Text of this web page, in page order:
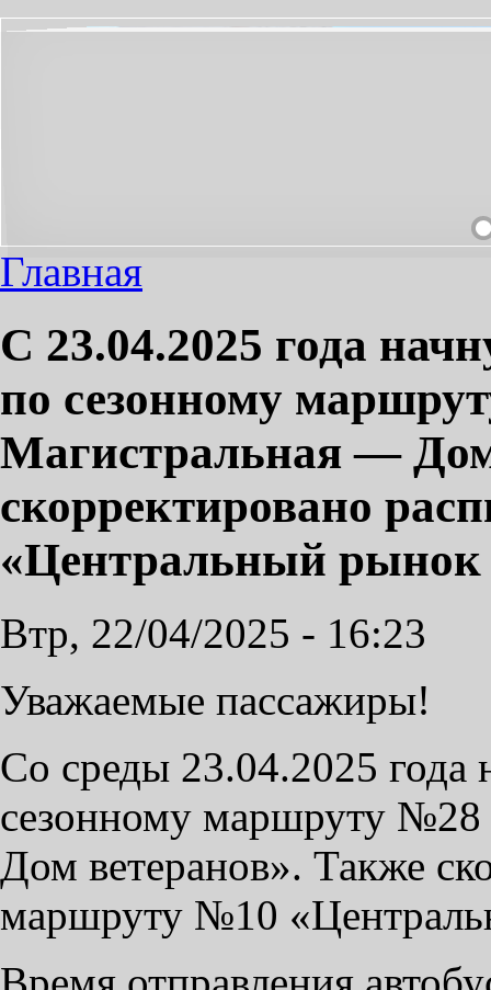
Главная
С 23.04.2025 года
по сезонному
Магистральная —
скорректировано
«Центральный
Втр, 22/04/2025 - 16:23
Уважаемые пассажиры!
Со среды 23.04.2025 года
сезонному маршруту
Дом ветеранов». Также
маршруту №10